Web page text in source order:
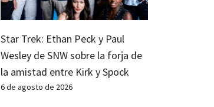
Star Trek: Ethan Peck y Paul
Wesley de SNW sobre la forja de
la amistad entre Kirk y Spock
6 de agosto de 2026